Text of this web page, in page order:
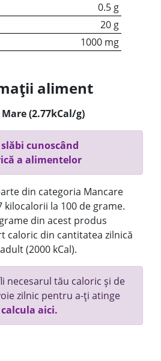
0.5 g
20 g
1000 mg
aliment
Mare (2.77kCal/g)
cunoscând
a alimentelor
din categoria Mancare
kilocalorii la 100 de grame.
din acest produs
caloric din cantitatea zilnică
(2000 kCal).
necesarul tău caloric și de
zilnic pentru a-ți atinge
aici.